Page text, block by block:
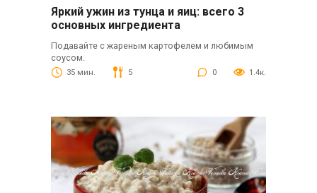
Яркий ужин из тунца и яиц: всего 3
основных ингредиента
Подавайте с жареным картофелем и любимым
соусом.
35 мин. 5 0 1.4к.